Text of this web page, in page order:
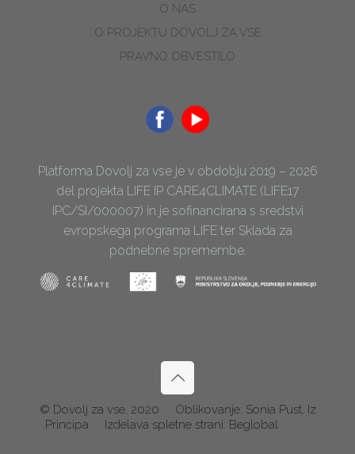
O NAS
O PROJEKTU DOVOLJ ZA VSE
PRAVNO OBVESTILO
Platforma Dovolj za vse je v obdobju 2019 – 2026
del projekta LIFE IP CARE4CLIMATE (LIFE17
IPC/SI/000007) in je sofinancirana s sredstvi
evropskega programa LIFE ter Sklada za
podnebne spremembe.
© Dovolj za vse, 2020
Oblikovanje: Sonia Pust, Iz
Principa
Izdelava spletne strani: Beglobal